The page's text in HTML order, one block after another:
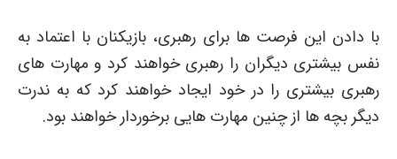
با دادن این فرصت ها برای رهبری، بازیکنان با اعتماد به
نفس بیشتری دیگران را رهبری خواهند کرد و مهارت های
رهبری بیشتری را در خود ایجاد خواهند کرد که به ندرت
دیگر بچه ها از چنین مهارت هایی برخوردار خواهند بود.